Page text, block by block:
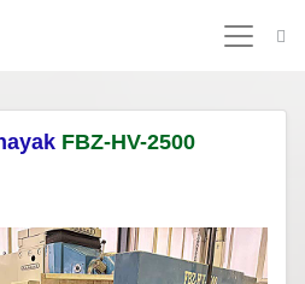
FBZ-HV-2500